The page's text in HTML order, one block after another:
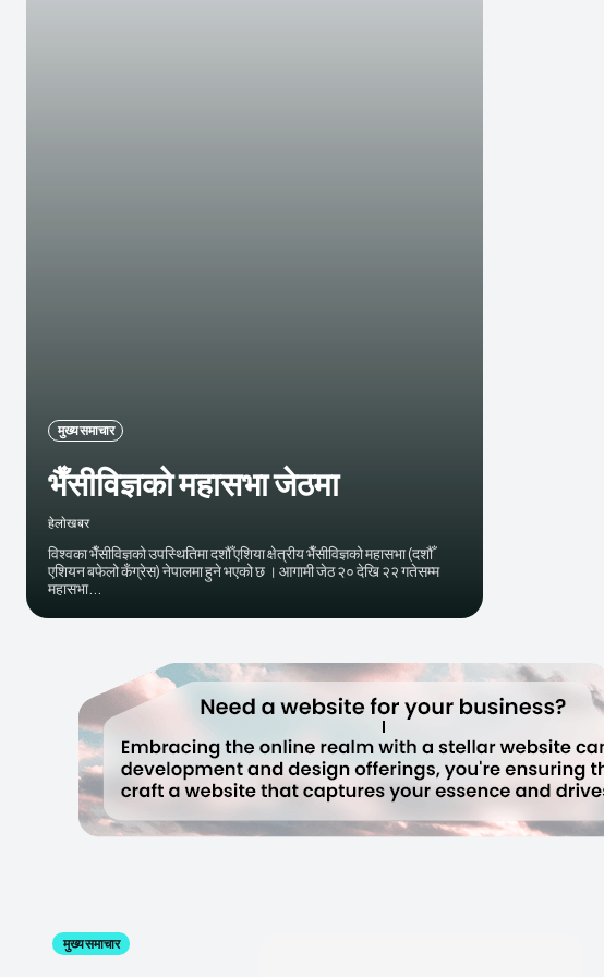
मुख्य समाचार
भैँसीविज्ञको महासभा जेठमा
हेलाेखबर
विश्वका भैँसीविज्ञको उपस्थितिमा दशौँ एशिया क्षेत्रीय भैँसीविज्ञको महासभा (दशौँ
एशियन बफेलो कँग्रेस) नेपालमा हुने भएको छ । आगामी जेठ २० देखि २२ गतेसम्म
महासभा...
मुख्य समाचार